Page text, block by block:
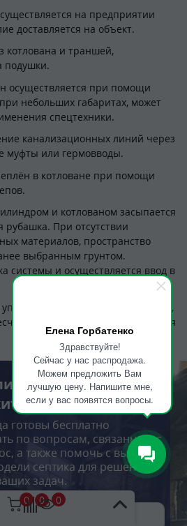
Елена Горбатенко
Здравствуйте!
Сейчас у нас распродажа.
Можем предложить Вам
лучшую цену. Напишите мне,
если у вас появятся вопросы.
0 0 0
на предприятии
доставляется на объект.
котлована и траншей,
подушки.
осуществляется при помощи
небольших габаритах, может
спецтехники.
канализационных линий через
муфты или гермовводы.
в котловане при помощи
и котлованом засыпается
рубашка. При отсутствии
материалов, пространство
выбранным грунтом.
системы и осуществляется ввод в
и, при необходимости,
стяжка, может укладываться
вопросы?
с нами!
готовы бесплатно
по вопросам, связанным с
а также помочь с выбором
септика для решения
задач.